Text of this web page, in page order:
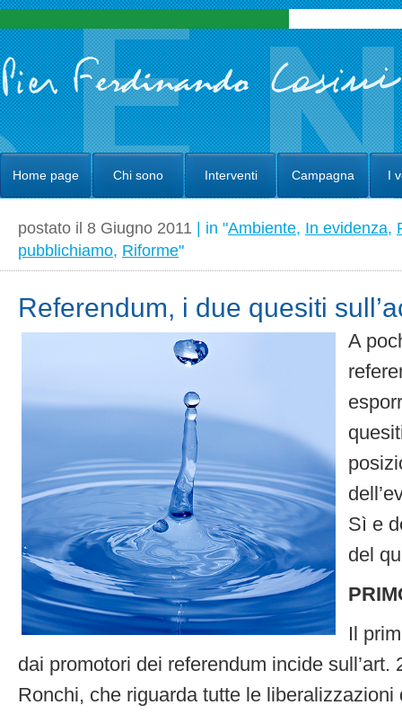
Home page Chi sono Interventi Campagna I
postato il 8 Giugno 2011 | in "Ambiente, In evidenza,
pubblichiamo, Riforme"
Referendum, i due quesiti
A
Sì e
del
Il
dai promotori dei referendum incide sull’art.
Ronchi, che riguarda tutte le